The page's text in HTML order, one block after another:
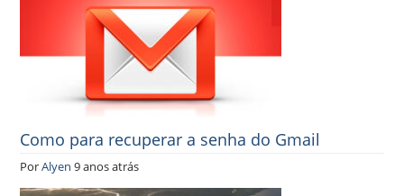
Como para recuperar a senha do Gmail
PorAlyen 9 anos atrás